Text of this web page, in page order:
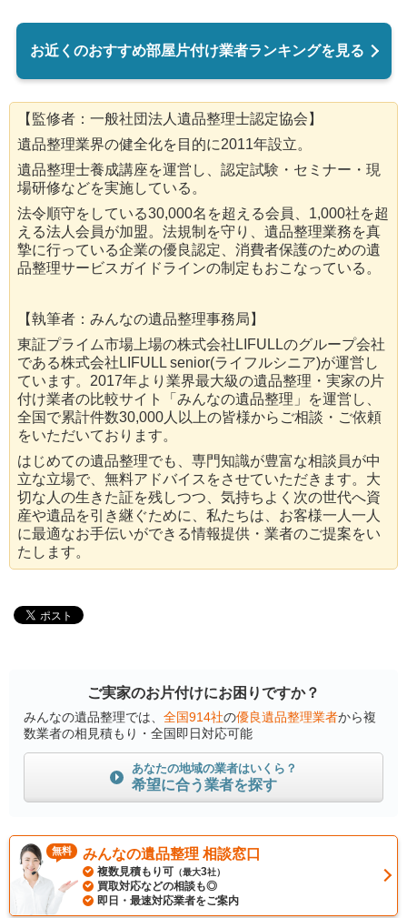
お近くのおすすめ部屋片付け業者ランキングを見る
【監修者：一般社団法人遺品整理士認定協会】
遺品整理業界の健全化を目的に2011年設立。
遺品整理士養成講座を運営し、認定試験・セミナー・現
場研修などを実施している。
法令順守をしている30,000名を超える会員、1,000社を超
える法人会員が加盟。法規制を守り、遺品整理業務を真
摯に行っている企業の優良認定、消費者保護のための遺
品整理サービスガイドラインの制定もおこなっている。
【執筆者：みんなの遺品整理事務局】
東証プライム市場上場の株式会社LIFULLのグループ会社
である株式会社LIFULL senior(ライフルシニア)が運営し
ています。2017年より業界最大級の遺品整理・実家の片
付け業者の比較サイト「みんなの遺品整理」を運営し、
全国で累計件数30,000人以上の皆様からご相談・ご依頼
をいただいております。
はじめての遺品整理でも、専門知識が豊富な相談員が中
立な立場で、無料アドバイスをさせていただきます。大
切な人の生きた証を残しつつ、気持ちよく次の世代へ資
産や遺品を引き継ぐために、私たちは、お客様一人一人
に最適なお手伝いができる情報提供・業者のご提案をい
たします。
ご実家のお片付けにお困りですか？
みんなの遺品整理では、 全国914社の優良遺品整理業者から複
数業者の相見積もり・全国即日対応可能
あなたの地域の業者はいくら？
希望に合う業者を探す
無料 みんなの遺品整理 相談窓口
複数見積もり可 （最大3社）
買取対応などの相談も◎
即日・最速対応業者をご案内